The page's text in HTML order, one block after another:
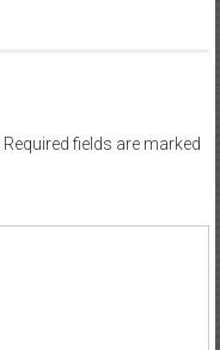
Required fields are marked